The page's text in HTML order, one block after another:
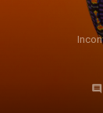
comment